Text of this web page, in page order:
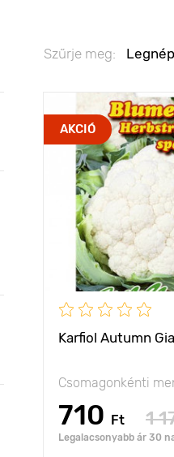
Szűrje meg:
AKCIÓ
Karfiol Autumn
Csomagonkénti
710 Ft 1
Legalacsonyabb ár 30
Jellemzők
Kifejlett kori
magasság
Ültetési távolság
Fényigény